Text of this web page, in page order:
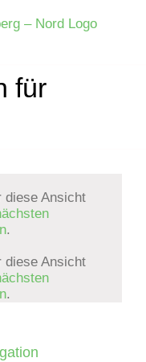
für
diese Ansicht
.
diese Ansicht
.